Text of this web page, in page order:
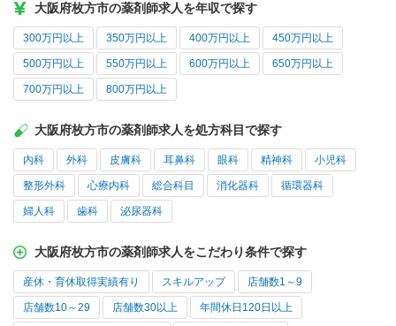
大阪府枚方市の薬剤師求人を年収で探す
300万円以上 350万円以上 400万円以上 450万円以上
500万円以上 550万円以上 600万円以上 650万円以上
700万円以上 800万円以上
大阪府枚方市の薬剤師求人を処方科目で探す
内科 外科 皮膚科 耳鼻科 眼科 精神科 小児科
整形外科 心療内科 総合科目 消化器科 循環器科
婦人科 歯科 泌尿器科
大阪府枚方市の薬剤師求人をこだわり条件で探す
産休・育休取得実績有り スキルアップ 店舗数1～9
店舗数10～29 店舗数30以上 年間休日120日以上